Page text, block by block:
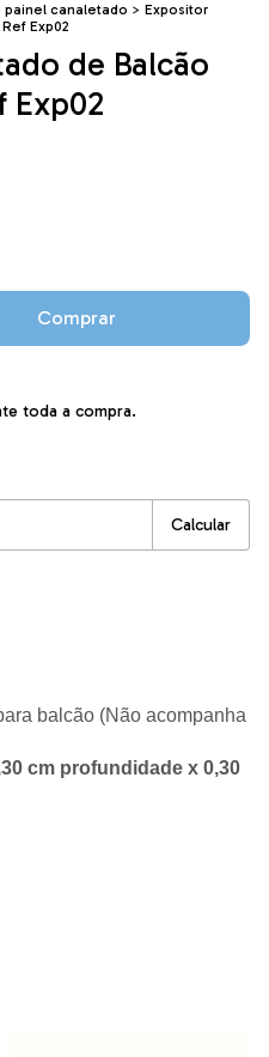
painel canaletado > Expositor
Exp02
de Balcão
Exp02
toda a compra.
Calcular
balcão (Não acompanha
cm profundidade x 0,30